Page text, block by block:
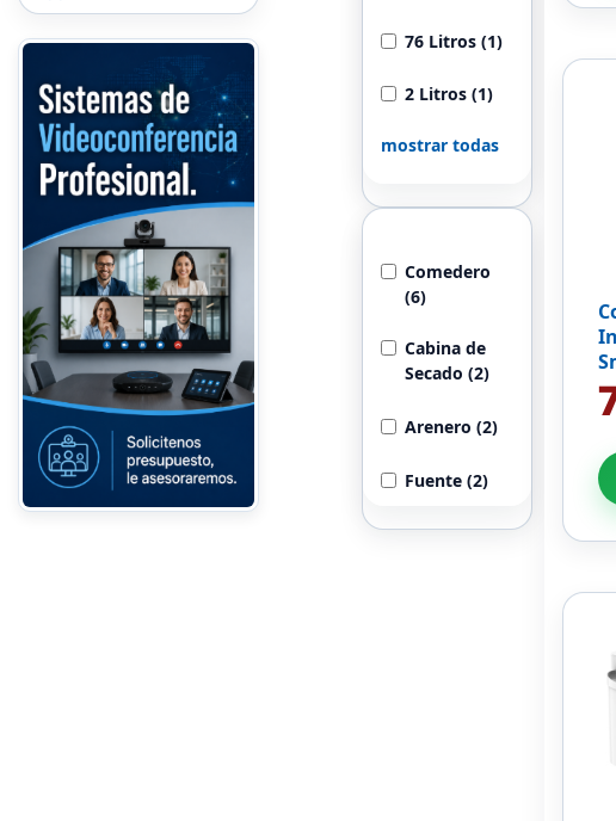
76 Litros (1)
2 Litros (1)
mostrar todas
Comedero
(6)
Cabina de
Secado (2)
Arenero (2)
Fuente (2)